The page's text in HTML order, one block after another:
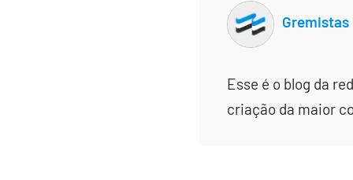
Gremistas
Esse é o blog da
criação da maior